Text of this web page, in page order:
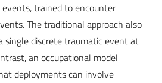
trained to encounter
The traditional approach also
single discrete traumatic event at
an occupational model
deployments can involve